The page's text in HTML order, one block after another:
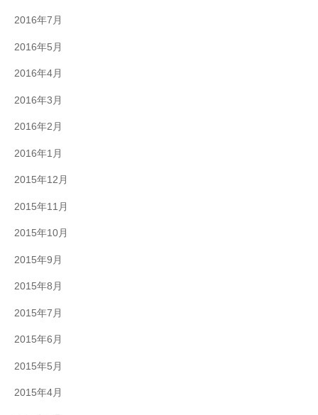
2016年7月
2016年5月
2016年4月
2016年3月
2016年2月
2016年1月
2015年12月
2015年11月
2015年10月
2015年9月
2015年8月
2015年7月
2015年6月
2015年5月
2015年4月